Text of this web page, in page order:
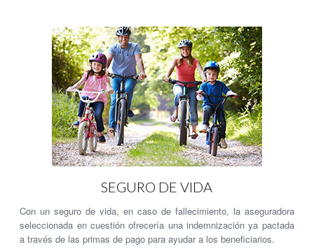
SEGURO DE VIDA
Con un seguro de vida, en caso de fallecimiento, la aseguradora
seleccionada en cuestión ofrecería una indemnización ya pactada
a través de las primas de pago para ayudar a los beneficiarios.